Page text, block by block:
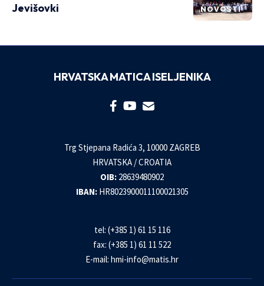
NOVOSTI
Jevišovki
HRVATSKA MATICA ISELJENIKA
Trg Stjepana Radića 3, 10000 ZAGREB
HRVATSKA / CROATIA
OIB: 28639480902
IBAN: HR8023900011100021305
tel: (+385 1) 61 15 116
fax: (+385 1) 61 11 522
E-mail: hmi-info@matis.hr